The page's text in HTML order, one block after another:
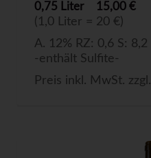
0,75 Liter
15,00 €
(1,0 Liter = 20 €)
A. 12% RZ: 0,6 S: 8,2
-enthält Sulfite-
Preis inkl. MwSt. zzgl.